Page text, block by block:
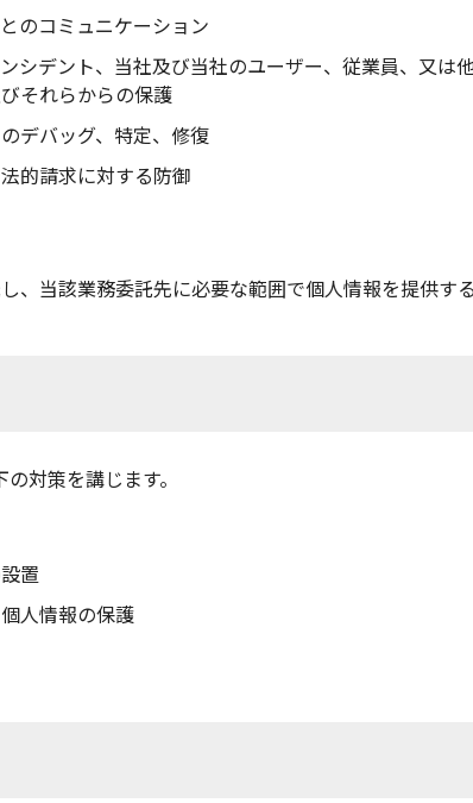
のコミュニケーション
シデント、当社及び当社のユーザー、従業員、又は
それらからの保護
デバッグ、特定、修復
的請求に対する防御
当該業務委託先に必要な範囲で個人情報を提供する
対策を講じます。
置
人情報の保護